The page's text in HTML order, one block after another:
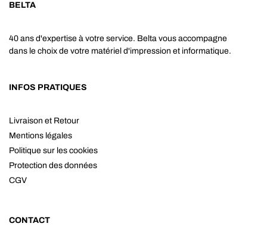
BELTA
40 ans d'expertise à votre service. Belta vous accompagne
dans le choix de votre matériel d'impression et informatique.
INFOS PRATIQUES
Livraison et Retour
Mentions légales
Politique sur les cookies
Protection des données
CGV
CONTACT